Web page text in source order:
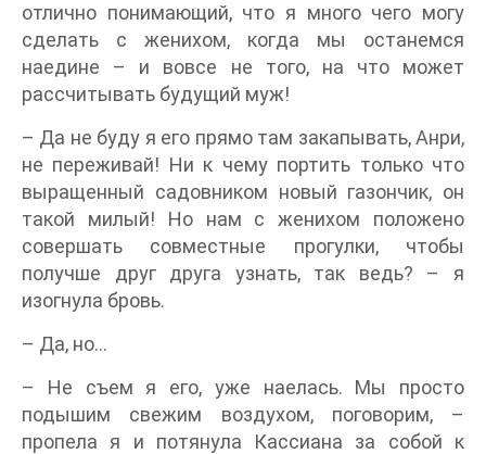
отлично понимающий, что я много чего могу
сделать с женихом, когда мы останемся
наедине – и вовсе не того, на что может
рассчитывать будущий муж!
– Да не буду я его прямо там закапывать, Анри,
не переживай! Ни к чему портить только что
выращенный садовником новый газончик, он
такой милый! Но нам с женихом положено
совершать совместные прогулки, чтобы
получше друг друга узнать, так ведь? – я
изогнула бровь.
– Да, но…
– Не съем я его, уже наелась. Мы просто
подышим свежим воздухом, поговорим, –
пропела я и потянула Кассиана за собой к